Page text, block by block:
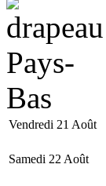
Vendredi 21 Août
Samedi 22 Août